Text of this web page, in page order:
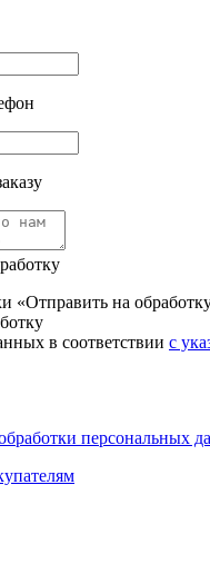
«Отправить на
в соответствии с
персональных